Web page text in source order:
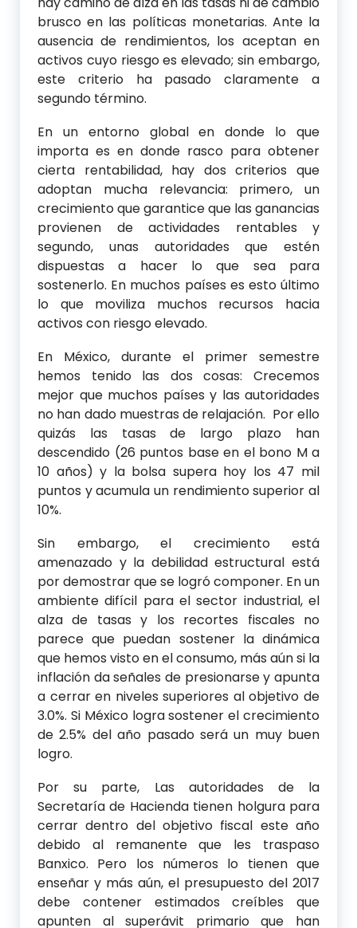
brusco en las políticas monetarias. Ante la
ausencia de rendimientos, los aceptan en
activos cuyo riesgo es elevado; sin embargo,
este criterio ha pasado claramente a
segundo término.
En un entorno global en donde lo que
importa es en donde rasco para obtener
cierta rentabilidad, hay dos criterios que
adoptan mucha relevancia: primero, un
crecimiento que garantice que las ganancias
provienen de actividades rentables y
segundo, unas autoridades que estén
dispuestas a hacer lo que sea para
sostenerlo. En muchos países es esto último
lo que moviliza muchos recursos hacia
activos con riesgo elevado.
En México, durante el primer semestre
hemos tenido las dos cosas: Crecemos
mejor que muchos países y las autoridades
no han dado muestras de relajación. Por ello
quizás las tasas de largo plazo han
descendido (26 puntos base en el bono M a
10 años) y la bolsa supera hoy los 47 mil
puntos y acumula un rendimiento superior al
10%.
Sin embargo, el crecimiento está
amenazado y la debilidad estructural está
por demostrar que se logró componer. En un
ambiente difícil para el sector industrial, el
alza de tasas y los recortes fiscales no
parece que puedan sostener la dinámica
que hemos visto en el consumo, más aún si la
inflación da señales de presionarse y apunta
a cerrar en niveles superiores al objetivo de
3.0%. Si México logra sostener el crecimiento
de 2.5% del año pasado será un muy buen
logro.
Por su parte, Las autoridades de la
Secretaría de Hacienda tienen holgura para
cerrar dentro del objetivo fiscal este año
debido al remanente que les traspaso
Banxico. Pero los números lo tienen que
enseñar y más aún, el presupuesto del 2017
debe contener estimados creíbles que
apunten al superávit primario que han